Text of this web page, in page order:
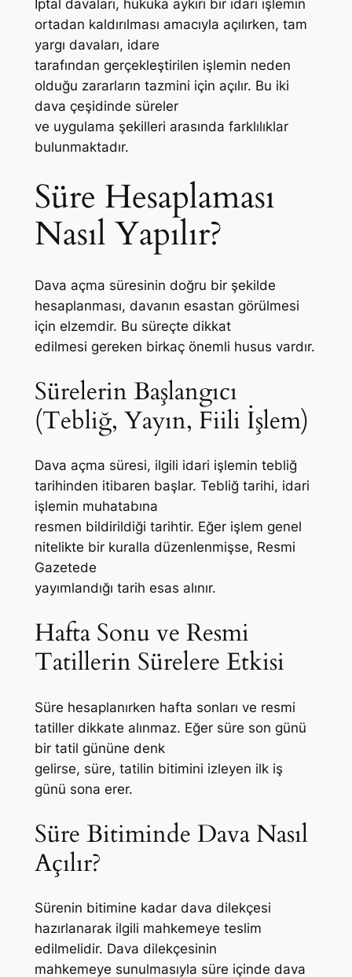
İptal davaları, hukuka aykırı bir idari işlemin
ortadan kaldırılması amacıyla açılırken, tam
yargı davaları, idare
tarafından gerçekleştirilen işlemin neden
olduğu zararların tazmini için açılır. Bu iki
dava çeşidinde süreler
ve uygulama şekilleri arasında farklılıklar
bulunmaktadır.
Süre Hesaplaması
Nasıl Yapılır?
Dava açma süresinin doğru bir şekilde
hesaplanması, davanın esastan görülmesi
için elzemdir. Bu süreçte dikkat
edilmesi gereken birkaç önemli husus vardır.
Sürelerin Başlangıcı
(Tebliğ, Yayın, Fiili İşlem)
Dava açma süresi, ilgili idari işlemin tebliğ
tarihinden itibaren başlar. Tebliğ tarihi, idari
işlemin muhatabına
resmen bildirildiği tarihtir. Eğer işlem genel
nitelikte bir kuralla düzenlenmişse, Resmi
Gazetede
yayımlandığı tarih esas alınır.
Hafta Sonu ve Resmi
Tatillerin Sürelere Etkisi
Süre hesaplanırken hafta sonları ve resmi
tatiller dikkate alınmaz. Eğer süre son günü
bir tatil gününe denk
gelirse, süre, tatilin bitimini izleyen ilk iş
günü sona erer.
Süre Bitiminde Dava Nasıl
Açılır?
Sürenin bitimine kadar dava dilekçesi
hazırlanarak ilgili mahkemeye teslim
edilmelidir. Dava dilekçesinin
mahkemeye sunulmasıyla süre içinde dava